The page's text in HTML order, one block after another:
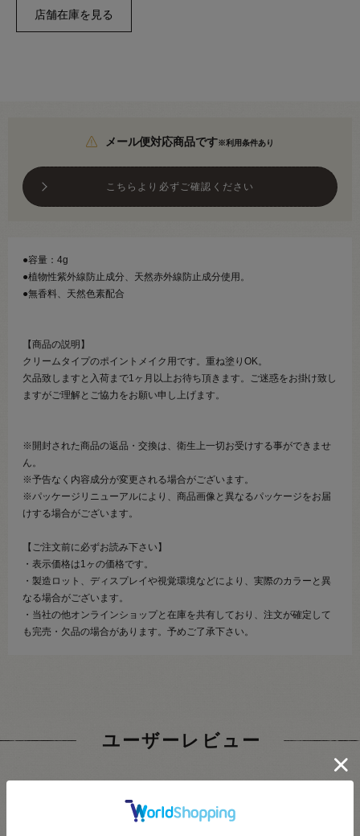
メール便対応商品です※利用条件あり
こちらより必ずご確認ください
●容量：4g
●植物性紫外線防止成分、天然赤外線防止成分使用。
●無香料、天然色素配合
【商品の説明】
クリームタイプのポイントメイク用です。重ね塗りOK。
欠品致しますと入荷まで1ヶ月以上お待ち頂きます。ご迷惑をお掛け致し
ますがご理解とご協力をお願い申し上げます。
※開封された商品の返品・交換は、衛生上一切お受けする事ができませ
ん。
※予告なく内容成分が変更される場合がございます。
※パッケージリニューアルにより、商品画像と異なるパッケージをお届
けする場合がございます。
【ご注文前に必ずお読み下さい】
・表示価格は1ヶの価格です。
・製造ロット、ディスプレイや視覚環境などにより、実際のカラーと異
なる場合がございます。
・当社の他オンラインショップと在庫を共有しており、注文が確定して
も完売・欠品の場合があります。予めご了承下さい。
ユーザーレビュー
5.0